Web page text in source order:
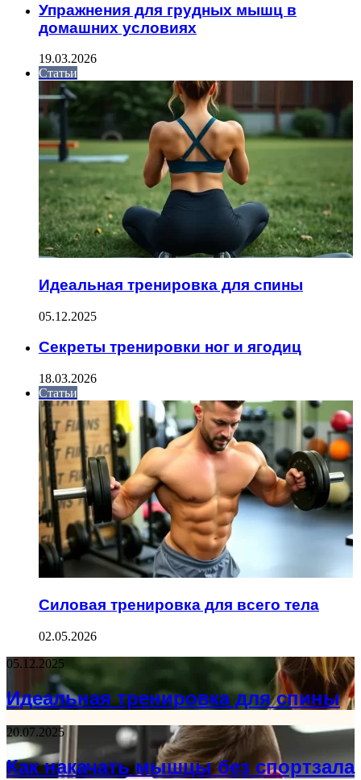
Упражнения для грудных мышц в
домашних условиях
19.03.2026
Статьи
Идеальная тренировка для спины
05.12.2025
Секреты тренировки ног и ягодиц
18.03.2026
Статьи
Силовая тренировка для всего тела
02.05.2026
05.12.2025
Идеальная тренировка для спины
20.07.2025
Как накачать мышцы без спортзала